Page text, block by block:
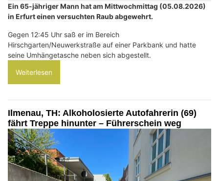
Ein 65-jähriger Mann hat am Mittwochmittag (05.08.2026)
in Erfurt einen versuchten Raub abgewehrt.
Gegen 12:45 Uhr saß er im Bereich
Hirschgarten/Neuwerkstraße auf einer Parkbank und hatte
seine Umhängetasche neben sich abgestellt.
Weiterlesen
Ilmenau, TH: Alkoholosierte Autofahrerin (69)
fährt Treppe hinunter – Führerschein weg